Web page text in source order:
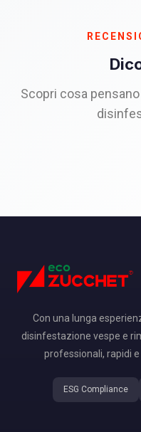
Scopri cosa
Con una lunga
disinfestazione vespe e
professionali, rapidi
ESG Compliance